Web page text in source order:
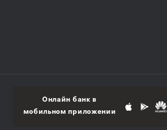
Онлайн банк в
мобильном приложении